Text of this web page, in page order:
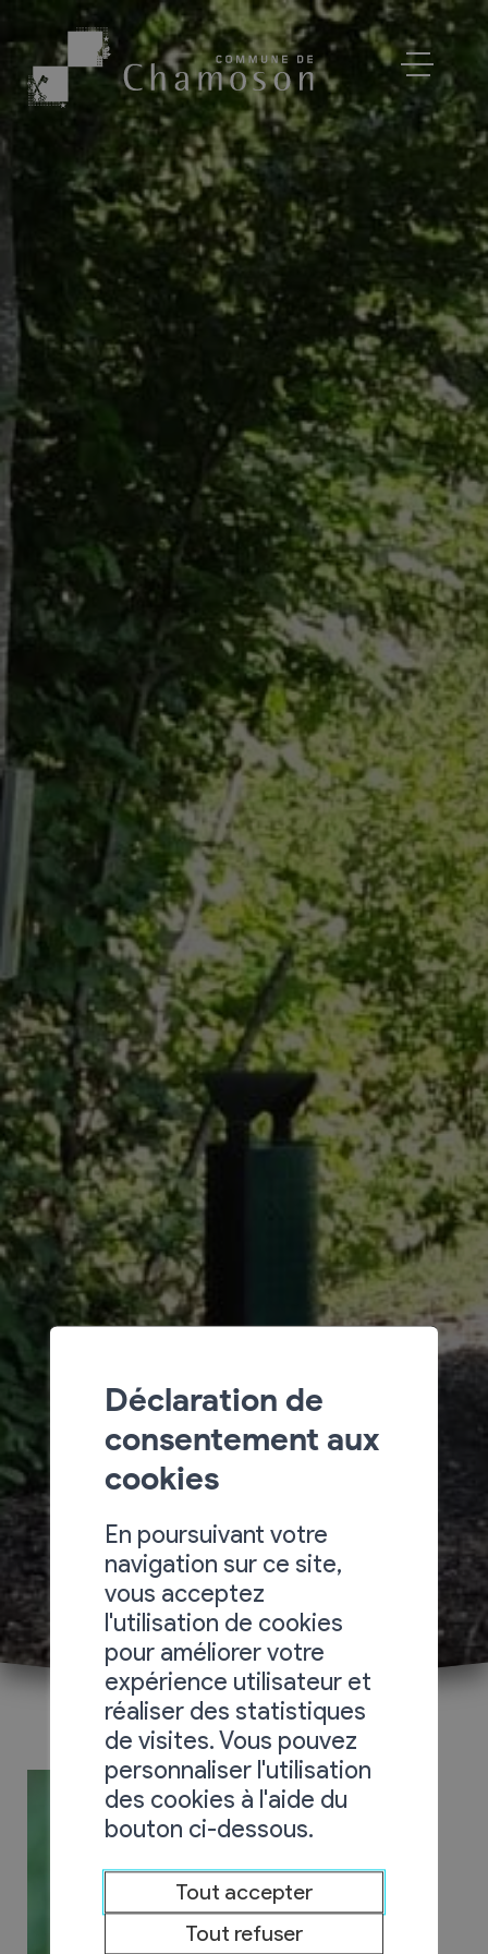
Déclaration de
consentement aux
cookies
En poursuivant votre
navigation sur ce site,
vous acceptez
l'utilisation de cookies
pour améliorer votre
expérience utilisateur et
réaliser des statistiques
de visites. Vous pouvez
personnaliser l'utilisation
des cookies à l'aide du
bouton ci-dessous.
Tout accepter
Tout refuser